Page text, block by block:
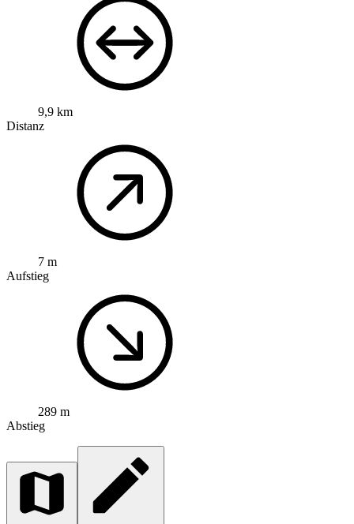
9,9 km
Distanz
7 m
Aufstieg
289 m
Abstieg